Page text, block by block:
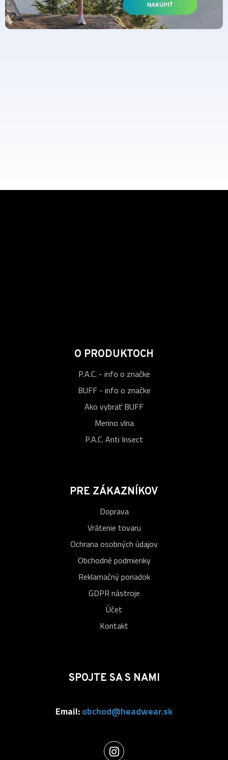
O PRODUKTOCH
P.A.C. - info o značke
BUFF - info o značke
Ako vybrať BUFF
Merino vlna
P.A.C. Anti Insect
PRE ZÁKAZNÍKOV
Doprava
Vrátenie tovaru
Ochrana osobných údajov
Obchodné podmienky
Reklamačný poriadok
GDPR nástroje
Účet
Kontakt
SPOJTE SA S NAMI
Email:obchod@headwear.sk